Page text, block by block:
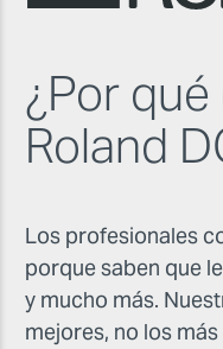
¿Por
Roland
Los profesionales
porque saben que
y mucho más.
mejores, no los